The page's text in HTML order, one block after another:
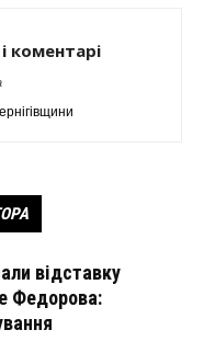
коментарі
відставку
Федорова: